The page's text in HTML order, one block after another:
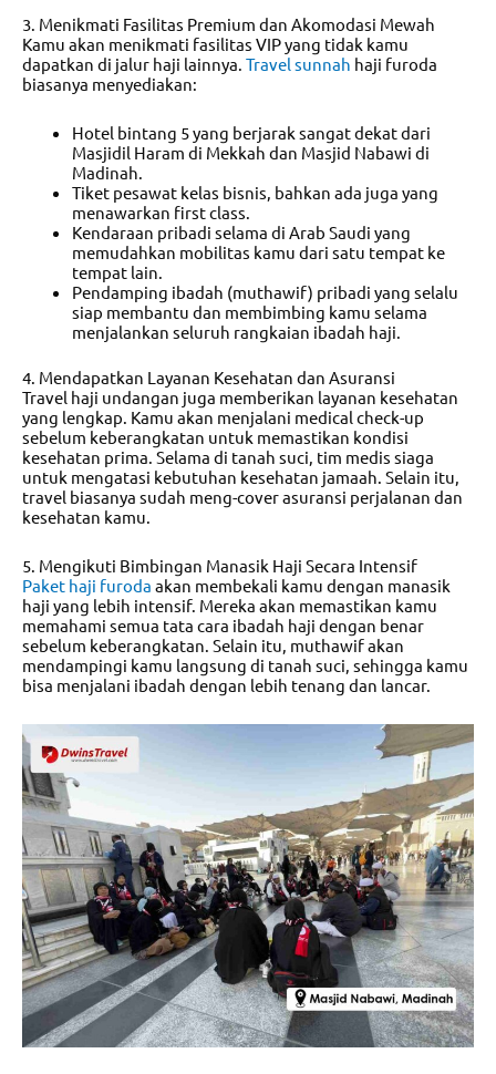
3. Menikmati Fasilitas Premium dan Akomodasi Mewah
Kamu akan menikmati fasilitas VIP yang tidak kamu
dapatkan di jalur haji lainnya. Travel sunnah haji furoda
biasanya menyediakan:
Hotel bintang 5 yang berjarak sangat dekat dari
Masjidil Haram di Mekkah dan Masjid Nabawi di
Madinah.
Tiket pesawat kelas bisnis, bahkan ada juga yang
menawarkan first class.
Kendaraan pribadi selama di Arab Saudi yang
memudahkan mobilitas kamu dari satu tempat ke
tempat lain.
Pendamping ibadah (muthawif) pribadi yang selalu
siap membantu dan membimbing kamu selama
menjalankan seluruh rangkaian ibadah haji.
4. Mendapatkan Layanan Kesehatan dan Asuransi
Travel haji undangan juga memberikan layanan kesehatan
yang lengkap. Kamu akan menjalani medical check-up
sebelum keberangkatan untuk memastikan kondisi
kesehatan prima. Selama di tanah suci, tim medis siaga
untuk mengatasi kebutuhan kesehatan jamaah. Selain itu,
travel biasanya sudah meng-cover asuransi perjalanan dan
kesehatan kamu.
5. Mengikuti Bimbingan Manasik Haji Secara Intensif
Paket haji furoda akan membekali kamu dengan manasik
haji yang lebih intensif. Mereka akan memastikan kamu
memahami semua tata cara ibadah haji dengan benar
sebelum keberangkatan. Selain itu, muthawif akan
mendampingi kamu langsung di tanah suci, sehingga kamu
bisa menjalani ibadah dengan lebih tenang dan lancar.